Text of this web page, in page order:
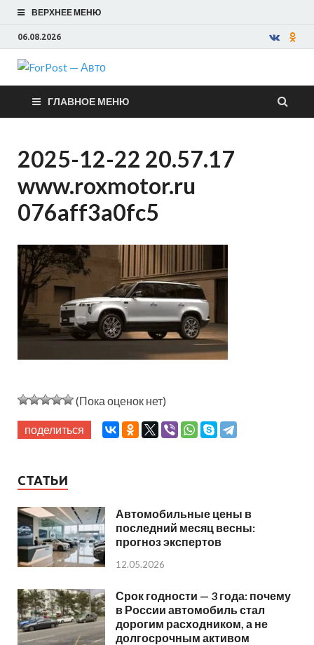
ВЕРХНЕЕ МЕНЮ
06.08.2026
ForPost —
Авто
ГЛАВНОЕ МЕНЮ
2025-12-22 20.57.17
www.roxmotor.ru
076aff3a0fc5
(Пока оценок нет)
поделиться
СТАТЬИ
Автомобильные цены в
последний месяц весны:
прогноз экспертов
12.05.2026
Срок годности — 3 года: почему
в России автомобиль стал
дорогим расходником, а не
долгосрочным активом